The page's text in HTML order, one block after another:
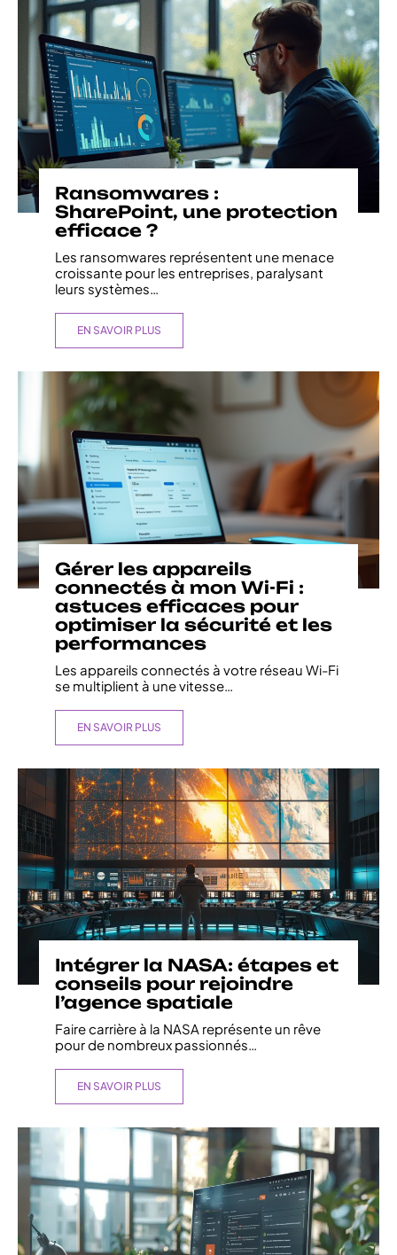
Ransomwares :
SharePoint, une protection
efficace ?
Les ransomwares représentent une menace
croissante pour les entreprises, paralysant
leurs systèmes
EN SAVOIR PLUS
Gérer les appareils
connectés à mon Wi-Fi :
astuces efficaces pour
optimiser la sécurité et les
performances
Les appareils connectés à votre réseau Wi-Fi
se multiplient à une vitesse
EN SAVOIR PLUS
Intégrer la NASA: étapes et
conseils pour rejoindre
l’agence spatiale
Faire carrière à la NASA représente un rêve
pour de nombreux passionnés…
EN SAVOIR PLUS